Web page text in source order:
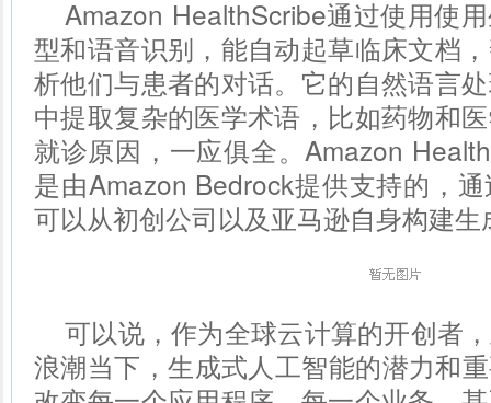
Amazon HealthScribe通过使用使
型和语音识别，能自动起草临床文档
析他们与患者的对话。它的自然语言
中提取复杂的医学术语，比如药物和
就诊原因，一应俱全。Amazon
是由Amazon Bedrock提供支持的，
可以从初创公司以及亚马逊自身构建
可以说，作为全球云计算的开创者
浪潮当下，生成式人工智能的潜力和